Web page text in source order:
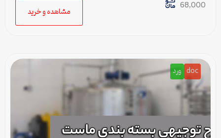
68,000
مشاهده و خرید
doc ورد